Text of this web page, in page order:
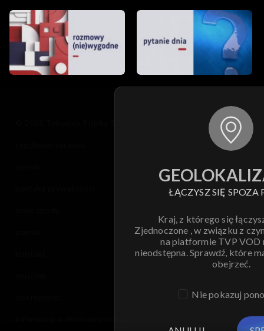
ŁĄCZYSZ SIĘ SPOZA
Kraj, z którego się
Zjednoczone , w związku z
na platformie TVP VOD
nieodstępna. Sprawdź, które
obejrzeć.
Nie pokazuj